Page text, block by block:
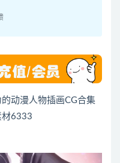
动漫人物插画CG合集
材6333